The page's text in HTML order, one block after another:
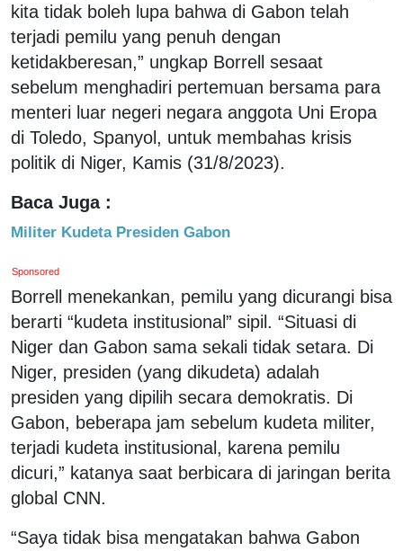
kita tidak boleh lupa bahwa di Gabon telah
terjadi pemilu yang penuh dengan
ketidakberesan,” ungkap Borrell sesaat
sebelum menghadiri pertemuan bersama para
menteri luar negeri negara anggota Uni Eropa
di Toledo, Spanyol, untuk membahas krisis
politik di Niger, Kamis (31/8/2023).
Baca Juga :
Militer Kudeta Presiden Gabon
Sponsored
Borrell menekankan, pemilu yang dicurangi bisa
berarti “kudeta institusional” sipil. “Situasi di
Niger dan Gabon sama sekali tidak setara. Di
Niger, presiden (yang dikudeta) adalah
presiden yang dipilih secara demokratis. Di
Gabon, beberapa jam sebelum kudeta militer,
terjadi kudeta institusional, karena pemilu
dicuri,” katanya saat berbicara di jaringan berita
global CNN.
“Saya tidak bisa mengatakan bahwa Gabon